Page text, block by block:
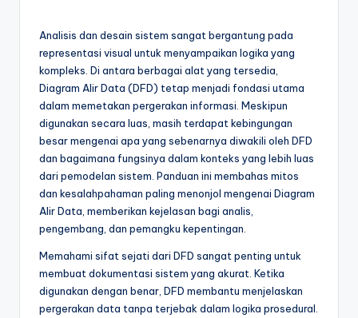
A
si
Analisis dan desain sistem sangat bergantung pada
representasi visual untuk menyampaikan logika yang
kompleks. Di antara berbagai alat yang tersedia,
Diagram Alir Data (DFD) tetap menjadi fondasi utama
dalam memetakan pergerakan informasi. Meskipun
digunakan secara luas, masih terdapat kebingungan
besar mengenai apa yang sebenarnya diwakili oleh DFD
dan bagaimana fungsinya dalam konteks yang lebih luas
dari pemodelan sistem. Panduan ini membahas mitos
dan kesalahpahaman paling menonjol mengenai Diagram
Alir Data, memberikan kejelasan bagi analis,
pengembang, dan pemangku kepentingan.
Memahami sifat sejati dari DFD sangat penting untuk
membuat dokumentasi sistem yang akurat. Ketika
digunakan dengan benar, DFD membantu menjelaskan
pergerakan data tanpa terjebak dalam logika prosedural.